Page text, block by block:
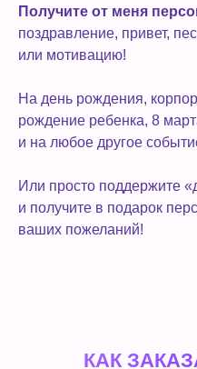
Получите от меня
поздравление, привет,
или мотивацию!
На день рождения,
рождение ребенка, 8
и на любое другое
Или просто поддержите
и получите в подарок
ваших пожеланий!
КАК